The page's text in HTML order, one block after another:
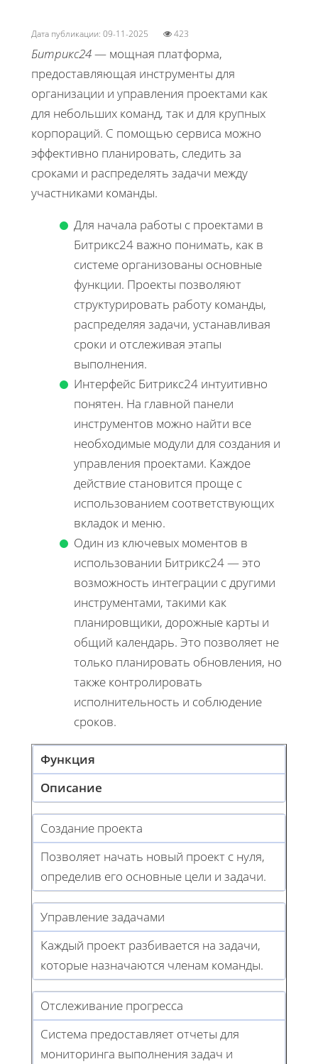
Дата публикации: 09-11-2025 423
Битрикс24— мощная платформа,
предоставляющая инструменты для
организации и управления проектами как
для небольших команд, так и для крупных
корпораций. С помощью сервиса можно
эффективно планировать, следить за
сроками и распределять задачи между
участниками команды.
Для начала работы с проектами в
Битрикс24 важно понимать, как в
системе организованы основные
функции. Проекты позволяют
структурировать работу команды,
распределяя задачи, устанавливая
сроки и отслеживая этапы
выполнения.
Интерфейс Битрикс24 интуитивно
понятен. На главной панели
инструментов можно найти все
необходимые модули для создания и
управления проектами. Каждое
действие становится проще с
использованием соответствующих
вкладок и меню.
Один из ключевых моментов в
использовании Битрикс24 — это
возможность интеграции с другими
инструментами, такими как
планировщики, дорожные карты и
общий календарь. Это позволяет не
только планировать обновления, но
также контролировать
исполнительность и соблюдение
сроков.
Функция
Описание
Создание проекта
Позволяет начать новый проект с нуля,
определив его основные цели и задачи.
Управление задачами
Каждый проект разбивается на задачи,
которые назначаются членам команды.
Отслеживание прогресса
Система предоставляет отчеты для
мониторинга выполнения задач и